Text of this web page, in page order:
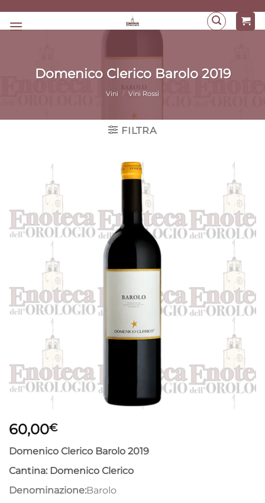
Domenico Clerico Barolo 2019
Vini / Vini Rossi
FILTRA
60,00€
Domenico Clerico Barolo 2019
Cantina: Domenico Clerico
Denominazione:Barolo